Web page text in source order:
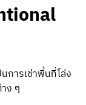
การเช่าพื้นที่โล่ง
ง ๆ